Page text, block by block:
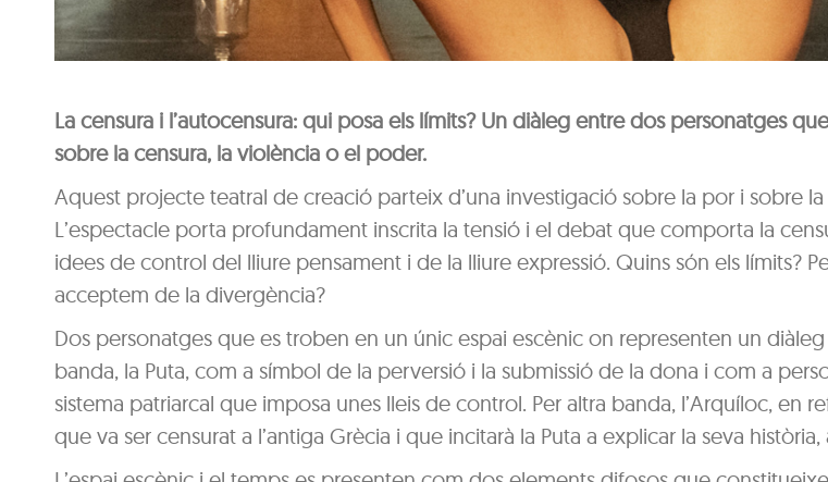
La censura i l’autocensura: qui posa els límits? Un diàleg entre dos personatges
sobre la censura, la violència o el poder.
Aquest projecte teatral de creació parteix d’una investigació sobre la por i sobre la
L’espectacle porta profundament inscrita la tensió i el debat que comporta la
idees de control del lliure pensament i de la lliure expressió. Quins són els límits?
acceptem de la divergència?
Dos personatges que es troben en un únic espai escènic on representen un
banda, la Puta, com a símbol de la perversió i la submissió de la dona i com a
sistema patriarcal que imposa unes lleis de control. Per altra banda, l’Arquíloc, en
que va ser censurat a l’antiga Grècia i que incitarà la Puta a explicar la seva